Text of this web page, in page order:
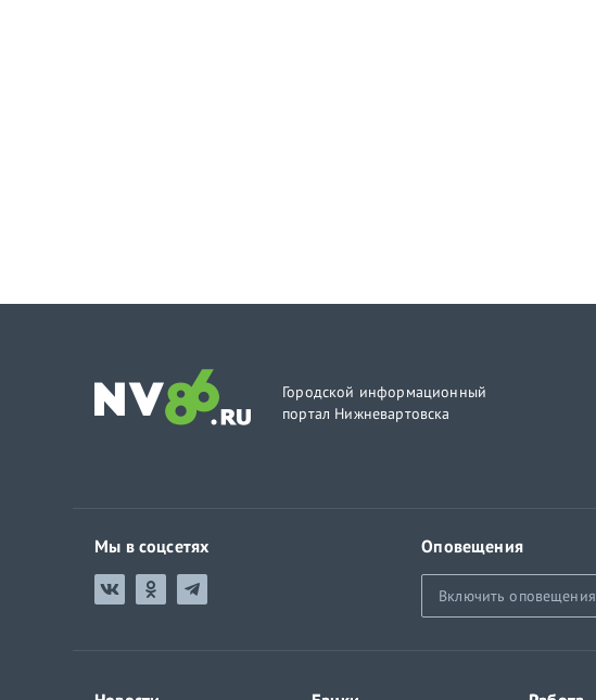
Городской информационный
портал Нижневартовска
Мы в соцсетях Оповещения
Включить оповещения